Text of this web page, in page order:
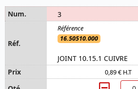
3
16.50510.000
JOINT 10.15.1 CUIVRE
0,89 € H.T